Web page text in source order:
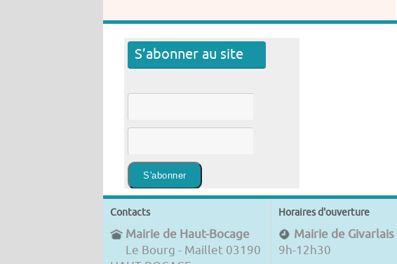
S’abonner au site
Contacts
Mairie de Haut-Bocage
Le Bourg - Maillet 03190
Horaires d'ouverture
Mairie de Givarlais
9h-12h30